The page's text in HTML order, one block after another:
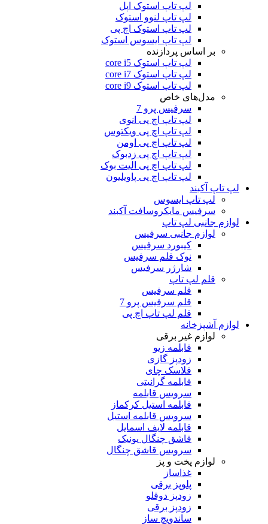
لپ تاپ استوک اپل
لپ تاپ لنوو استوک
لپ تاپ استوک اچ پی
لپ تاپ ایسوس استوک
بر اساس پردازنده
لپ تاپ استوک core i5
لپ تاپ استوک core i7
لپ تاپ استوک core i9
مدل‌های خاص
سرفیس پرو 7
لپ تاپ اچ پی انوی
لپ تاپ اچ پی ویکتوس
لپ تاپ اچ پی اومن
لپ تاپ اچ پی زدبوک
لپ تاپ اچ پی الیت بوک
لپ تاپ اچ پی پاویلیون
لپ تاپ آکبند
لپ تاپ ایسوس
سرفیس مایکروسافت آکبند
لوازم جانبی لپ تاپ
لوازم جانبی سرفیس
کیبورد سرفیس
نوک قلم سرفیس
شارژر سرفیس
قلم لپ تاپ
قلم سرفیس
قلم سرفیس پرو 7
قلم لپ تاپ اچ پی
لوازم آشپزخانه
لوازم غیر برقی
قابلمه زیو
زودپز گازی
فلاسک چای
قابلمه گرانیتی
سرویس قابلمه
قابلمه استیل کرکماز
سرویس قابلمه استیل
قابلمه لایف اسمایل
قاشق چنگال یونیک
سرویس قاشق چنگال
لوازم پخت و پز
غذاساز
پلوپز برقی
زودپز دوقلو
زودپز برقی
ساندویچ ساز